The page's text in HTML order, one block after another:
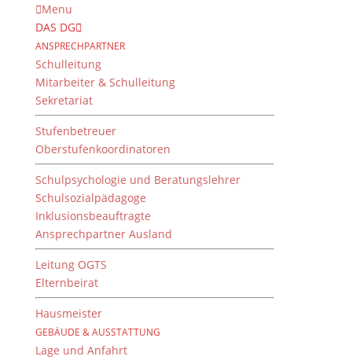
Menu
DAS DG
ANSPRECHPARTNER
Schulleitung
Mitarbeiter & Schulleitung
Sekretariat
Stufenbetreuer
Oberstufenkoordinatoren
Schulpsychologie und Beratungslehrer
Schulsozialpädagoge
Inklusionsbeauftragte
Ansprechpartner Ausland
Leitung OGTS
Elternbeirat
Hausmeister
GEBÄUDE & AUSSTATTUNG
Lage und Anfahrt
Brose Baskets-Manager
Wolfgang Heyder in der
„Sportklasse“
vonDientzenhofer-Gymnasium